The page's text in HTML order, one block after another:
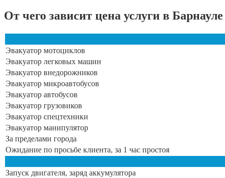
От чего зависит цена услуги в Барнауле
Эвакуатор мотоциклов
Эвакуатор легковых машин
Эвакуатор внедорожников
Эвакуатор микроавтобусов
Эвакуатор автобусов
Эвакуатор грузовиков
Эвакуатор спецтехники
Эвакуатор манипулятор
За пределами города
Ожидание по просьбе клиента, за 1 час простоя
Запуск двигателя, заряд аккумулятора